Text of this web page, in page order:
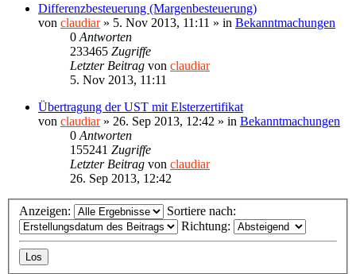
Differenzbesteuerung (Margenbesteuerung)
von claudiar» 5. Nov 2013, 11:11 » in Bekanntmachungen
0 Antworten
233465 Zugriffe
Letzter Beitrag von claudiar
5. Nov 2013, 11:11
Übertragung der UST mit Elsterzertifikat
von claudiar» 26. Sep 2013, 12:42 » in Bekanntmachungen
0 Antworten
155241 Zugriffe
Letzter Beitrag von claudiar
26. Sep 2013, 12:42
Anzeigen:
Sortiere nach:
Richtung: